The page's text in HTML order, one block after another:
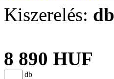
Kiszerelés: db
8 890 HUF
db